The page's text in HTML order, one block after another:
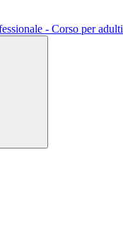
- Corso per adulti